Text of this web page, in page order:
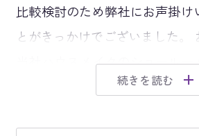
比較検討のため弊社にお声掛け
とがきっかけでございました。
当社ハウスメイクのショールー
様のご家族でご来店いただき、